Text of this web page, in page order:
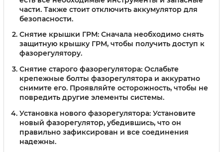
части. Также стоит отключить аккумулятор для
безопасности.
Снятие крышки ГРМ: Сначала необходимо снять
защитную крышку ГРМ, чтобы получить доступ к
фазорегулятору.
Снятие старого фазорегулятора: Ослабьте
крепежные болты фазорегулятора и аккуратно
снимите его. Проявляйте осторожность, чтобы не
повредить другие элементы системы.
Установка нового фазорегулятора: Установите
новый фазорегулятор, убедившись, что он
правильно зафиксирован и все соединения
надежны.